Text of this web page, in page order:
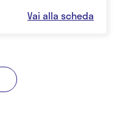
Vai alla scheda